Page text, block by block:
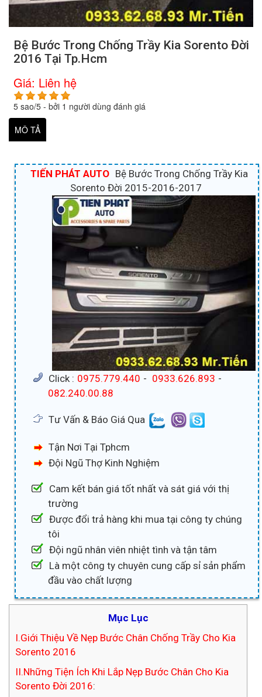
Bệ Bước Trong Chống Trầy Kia Sorento Đời
2016 Tại Tp.Hcm
Giá: Liên hệ
5 sao/5 - bởi 1 người dùng đánh giá
MÔ TẢ
TIẾN PHÁT AUTO Bệ Bước Trong Chống Trầy Kia
Sorento Đời 2015-2016-2017
Click : 0975.779.440 - 0933.626.893 -
082.240.00.88
Tư Vấn & Báo Giá Qua
Tận Nơi Tại Tphcm
Đội Ngũ Thợ Kinh Nghiệm
Cam kết bán giá tốt nhất và sát giá với thị
trường
Được đổi trả hàng khi mua tại công ty chúng
tôi
Đội ngũ nhân viên nhiệt tình và tận tâm
Là một công ty chuyên cung cấp sỉ sản phẩm
đầu vào chất lượng
Mục Lục
I.Giới Thiệu Về Nẹp Bước Chân Chống Trầy Cho Kia
Sorento 2016
II.Những Tiện Ích Khi Lắp Nẹp Bước Chân Cho Kia
Sorento Đời 2016: